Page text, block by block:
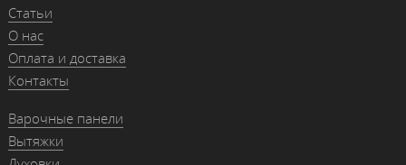
Статьи
О нас
Оплата и доставка
Контакты
Варочные панели
Вытяжки